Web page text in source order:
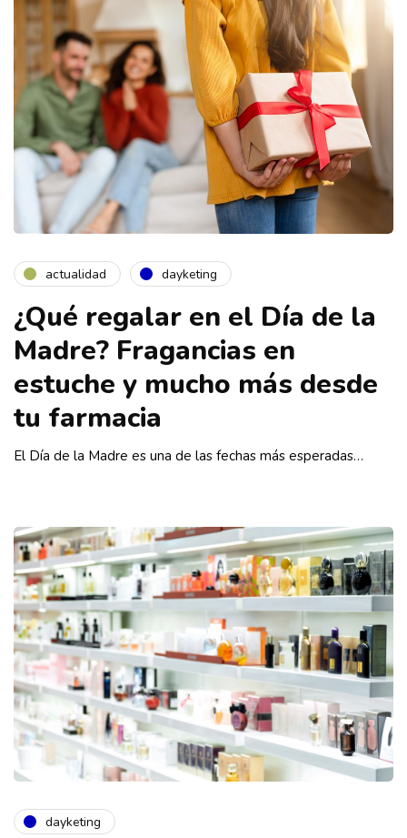
actualidad dayketing
¿Qué regalar en el Día de la
Madre? Fragancias en
estuche y mucho más desde
tu farmacia
El Día de la Madre es una de las fechas más esperadas…
dayketing